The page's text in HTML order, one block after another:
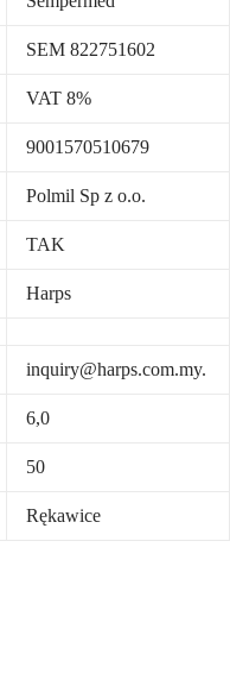
SEM 822751602
VAT 8%
9001570510679
Polmil Sp z o.o.
TAK
Harps
inquiry@harps.com.my.
6,0
50
Rękawice